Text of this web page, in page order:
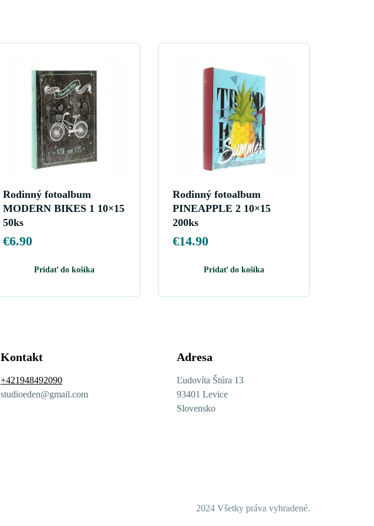
Rodinný fotoalbum
MODERN BIKES 1 10×15
50ks
€6.90
Pridať do košíka
Rodinný fotoalbum
PINEAPPLE 2 10×15
200ks
€14.90
Pridať do košíka
Kontakt
+421948492090
studioeden@gmail.com
Adresa
Ľudovíta Štúra 13
93401 Levice
Slovensko
2024 Všetky práva vyhradené.